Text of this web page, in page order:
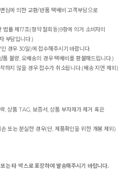
심에 의한 교환/반품 택배비 고객부담으로
률 제17조(청약 철회등)9항에 의거 소비자의
부담입니다.)
경우 30일)에 접수해주시기 바랍니다.
불량, 오배송의 경우 택배비를 환불해드립니다.)
하지 않을 경우 접수가 취소됩니다.(배송 지연 제외)
, 상품 TAG, 보증서, 상품 부자재가 제거 혹은
또는 분실한 경우(단, 제품확인을 위한 개봉 제외)
는 타 박스로 포장하여 발송해주시기 바랍니다.